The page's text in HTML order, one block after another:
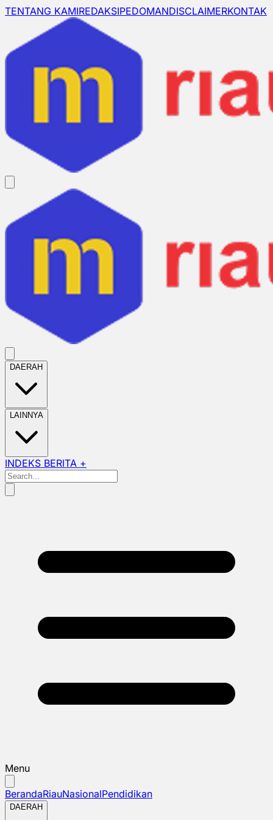
TENTANG KAMIREDAKSIPEDOMANDISCLAIMERKONTAK
DAERAH
LAINNYA
INDEKS BERITA +
Menu
BerandaRiauNasionalPendidikan
DAERAH